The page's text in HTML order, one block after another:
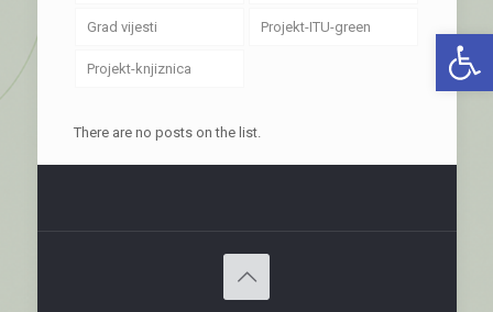
Grad vijesti Projekt-ITU-green
Projekt-knjiznica
There are no posts on the list.